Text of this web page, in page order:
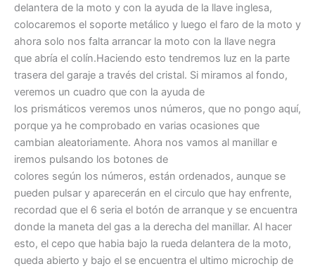
delantera de la moto y con la ayuda de la llave inglesa,
colocaremos el soporte metálico y luego el faro de la moto y
ahora solo nos falta arrancar la moto con la llave negra
que abría el colín.Haciendo esto tendremos luz en la parte
trasera del garaje a través del cristal. Si miramos al fondo,
veremos un cuadro que con la ayuda de
los prismáticos veremos unos números, que no pongo aquí,
porque ya he comprobado en varias ocasiones que
cambian aleatoriamente. Ahora nos vamos al manillar e
iremos pulsando los botones de
colores según los números, están ordenados, aunque se
pueden pulsar y aparecerán en el circulo que hay enfrente,
recordad que el 6 seria el botón de arranque y se encuentra
donde la maneta del gas a la derecha del manillar. Al hacer
esto, el cepo que habia bajo la rueda delantera de la moto,
queda abierto y bajo el se encuentra el ultimo microchip de